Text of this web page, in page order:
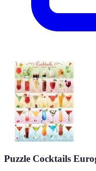
Puzzle Cocktails